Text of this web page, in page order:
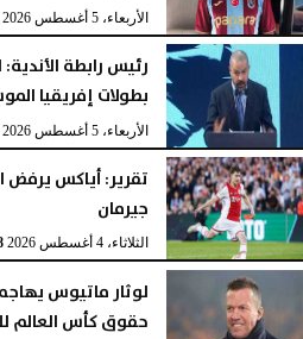
الأربعاء، 5 أغسطس 2026
رئيس رابطة
بطولات إفريقيا
الأربعاء، 5 أغسطس 2026
تقرير: أياكس
جيرمان
الثلاثاء، 4 أغسطس 2026
لوثار ماتيوس
حقوق كأس العالم